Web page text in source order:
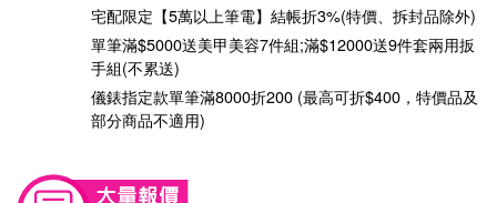
宅配限定【5萬以上筆電】結帳折3%(特價、拆封品除外)
單筆滿$5000送美甲美容7件組;滿$12000送9件套兩用扳
手組(不累送)
儀錶指定款單筆滿8000折200 (最高可折$400，特價品及
部分商品不適用)